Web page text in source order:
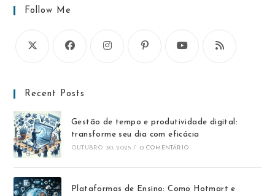
Follow Me
Recent Posts
Gestão de tempo e produtividade digital:
transforme seu dia com eficácia
OUTUBRO 30, 2025 / 0 COMENTÁRIO
Plataformas de Ensino: Como Hotmart e